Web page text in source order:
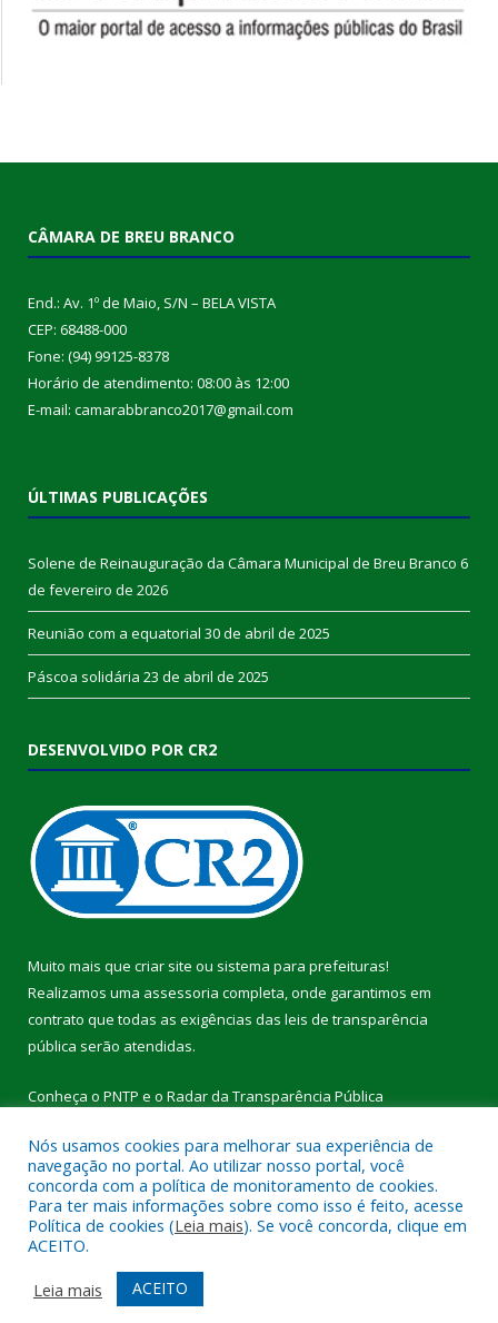
CÂMARA DE BREU BRANCO
End.: Av. 1º de Maio, S/N – BELA VISTA
CEP: 68488-000
Fone: (94) 99125-8378
Horário de atendimento: 08:00 às 12:00
E-mail: camarabbranco2017@gmail.com
ÚLTIMAS PUBLICAÇÕES
Solene de Reinauguração da Câmara Municipal de Breu Branco 6
de fevereiro de 2026
Reunião com a equatorial 30 de abril de 2025
Páscoa solidária 23 de abril de 2025
DESENVOLVIDO POR CR2
Muito mais que criar site ou sistema para prefeituras!
Realizamos uma assessoria completa, onde garantimos em
contrato que todas as exigências das leis de transparência
pública serão atendidas.
Conheça o PNTP e o Radar da Transparência Pública
Todos os direitos reservados a Câmara Municipal de Breu
Branco.
Mapa do Site
Acessar Área Administrativa
Acessar Webmail
Nós usamos cookies para melhorar sua experiência de
navegação no portal. Ao utilizar nosso portal, você
concorda com a política de monitoramento de cookies.
Para ter mais informações sobre como isso é feito, acesse
Política de cookies (Leia mais). Se você concorda, clique em
ACEITO.
Leia mais
ACEITO